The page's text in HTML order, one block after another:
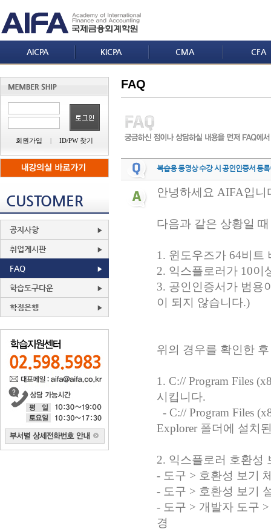
AICPA KICPA CMA CFA
회원가입 | ID/PW 찾기
CUSTOMER
공지사항
취업게시판
FAQ
학습도구다운
학점은행
FAQ
복습용 동영상 수강 시 공인인증서 등
안녕하세요 AIFA입니
다음과 같은 상황일
1. 윈도우즈가 64비트
2. 익스플로러가 10이
3. 공인인증서가 범용
이 되지 않습니다.)
위의 경우를 확인한
1. C:// Program Files
시킵니다.
- C:// Program Files
Explorer 폴더에 설치
2. 익스플로러 호환성
- 도구 > 호환성 보기
- 도구 > 호환성 보기
- 도구 > 개발자 도구
경